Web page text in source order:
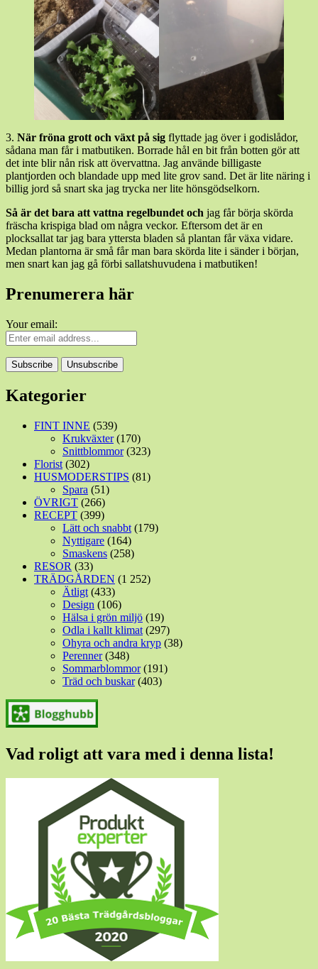
3. När fröna grott och växt på sig flyttade jag över i godislådor,
sådana man får i matbutiken. Borrade hål en bit från botten gör att
det inte blir nån risk att övervattna. Jag använde billigaste
plantjorden och blandade upp med lite grov sand. Det är lite näring i
billig jord så snart ska jag trycka ner lite hönsgödselkorn.
Så är det bara att vattna regelbundet och jag får börja skörda
fräscha krispiga blad om några veckor. Eftersom det är en
plocksallat tar jag bara yttersta bladen så plantan får växa vidare.
Medan plantorna är små får man bara skörda lite i sänder i början,
men snart kan jag gå förbi sallatshuvudena i matbutiken!
Prenumerera här
Your email:
Kategorier
FINT INNE (539)
Krukväxter(170)
Snittblommor(323)
Florist (302)
HUSMODERSTIPS (81)
Spara (51)
ÖVRIGT (266)
RECEPT (399)
Lätt och snabbt (179)
Nyttigare (164)
Smaskens (258)
RESOR (33)
TRÄDGÅRDEN (1 252)
Ätligt (433)
Design (106)
Hälsa i grön miljö (19)
Odla i kallt klimat (297)
Ohyra och andra kryp (38)
Perenner(348)
Sommarblommor(191)
Träd och buskar(403)
Vad roligt att vara med i denna lista!